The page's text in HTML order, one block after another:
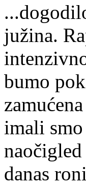
južina.
bumo
imali
danas